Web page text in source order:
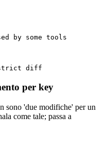
by some tools
diff
per key
'due modifiche' per un
come tale; passa a